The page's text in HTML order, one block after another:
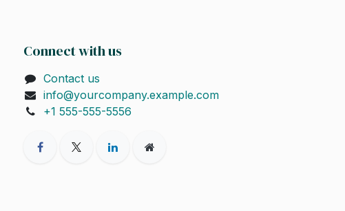
Connect with us
Contact us
info@yourcompany.example.com
+1 555-555-5556